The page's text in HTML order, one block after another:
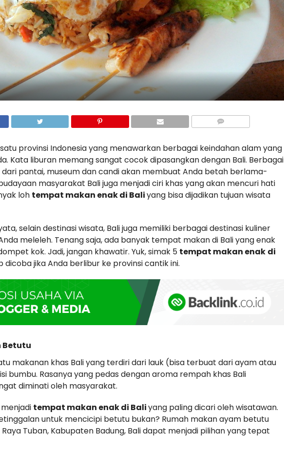
provinsi Indonesia yang menawarkan berbagai keindahan alam yang
Kata liburan memang sangat cocok dipasangkan dengan Bali. Berbagai
dari pantai, museum dan candi akan membuat Anda betah berlama-
masyarakat Bali juga menjadi ciri khas yang akan mencuri hati
loh tempat makan enak di Baliyang bisa dijadikan tujuan wisata
selain destinasi wisata, Bali juga memiliki berbagai destinasi kuliner
meleleh. Tenang saja, ada banyak tempat makan di Bali yang enak
kok. Jadi, jangan khawatir. Yuk, simak 5 tempat makan enak di
dicoba jika Anda berlibur ke provinsi cantik ini.
Betutu
makanan khas Bali yang terdiri dari lauk (bisa terbuat dari ayam atau
bumbu. Rasanya yang pedas dengan aroma rempah khas Bali
diminati oleh masyarakat.
tempat makan enak di Baliyang paling dicari oleh wisatawan.
untuk mencicipi betutu bukan? Rumah makan ayam betutu
Tuban, Kabupaten Badung, Bali dapat menjadi pilihan yang tepat